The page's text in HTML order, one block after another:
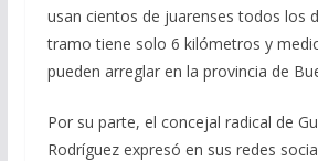
usan cientos de juarenses todos los
tramo tiene solo 6 kilómetros y
pueden arreglar en la provincia de
Por su parte, el concejal radical de
Rodríguez expresó en sus redes